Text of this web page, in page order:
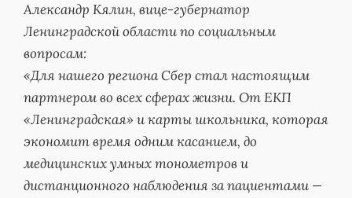
Александр Кялин, вице-губернатор
Ленинградской области по социальным
вопросам:
«Для нашего региона Сбер стал настоящим
партнером во всех сферах жизни. От ЕКП
«Ленинградская» и карты школьника, которая
экономит время одним касанием, до
медицинских умных тонометров и
дистанционного наблюдения за пациентами —